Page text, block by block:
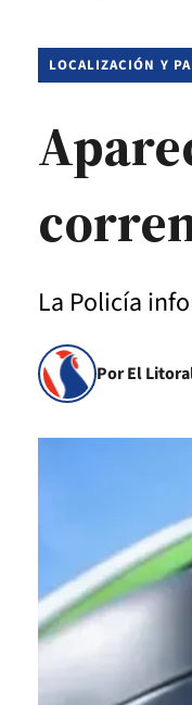
LOCALIZACIÓN Y
La Policía
Por El